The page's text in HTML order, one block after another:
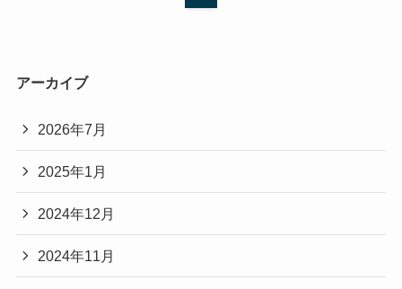
アーカイブ
2026年7月
2025年1月
2024年12月
2024年11月